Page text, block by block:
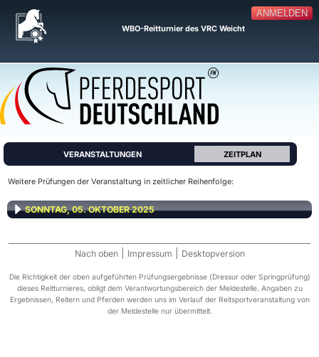
ANMELDEN
WBO-Reitturnier des VRC Weicht
VERANSTALTUNGEN ZEITPLAN
Weitere Prüfungen der Veranstaltung in zeitlicher Reihenfolge:
SONNTAG, 05. OKTOBER 2025
Nach oben Impressum Desktopversion
Die Richtigkeit der oben aufgeführten Prüfungsergebnisse (Dressur oder Springprüfung)
dieses Reitturnieres, obligt dem Verantwortungsbereich der Meldestelle. Angaben zu
Ergebnissen, Reitern und Pferden werden uns im Verlauf der Reitsportveranstaltung von
der Meldestelle nur übermittelt.